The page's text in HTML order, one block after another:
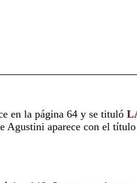
en la página 64 y se tituló
Agustini aparece con el título